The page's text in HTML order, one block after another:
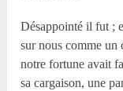
Désappointé il fut ;
sur nous comme un
notre fortune avait
sa cargaison, une